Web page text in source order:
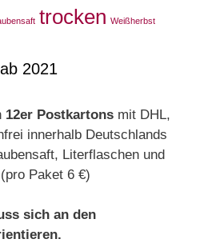
trocken Weißherbst
2021
12er Postkartons mit DHL,
innerhalb Deutschlands
Literflaschen und
Paket 6 €)
sich an den